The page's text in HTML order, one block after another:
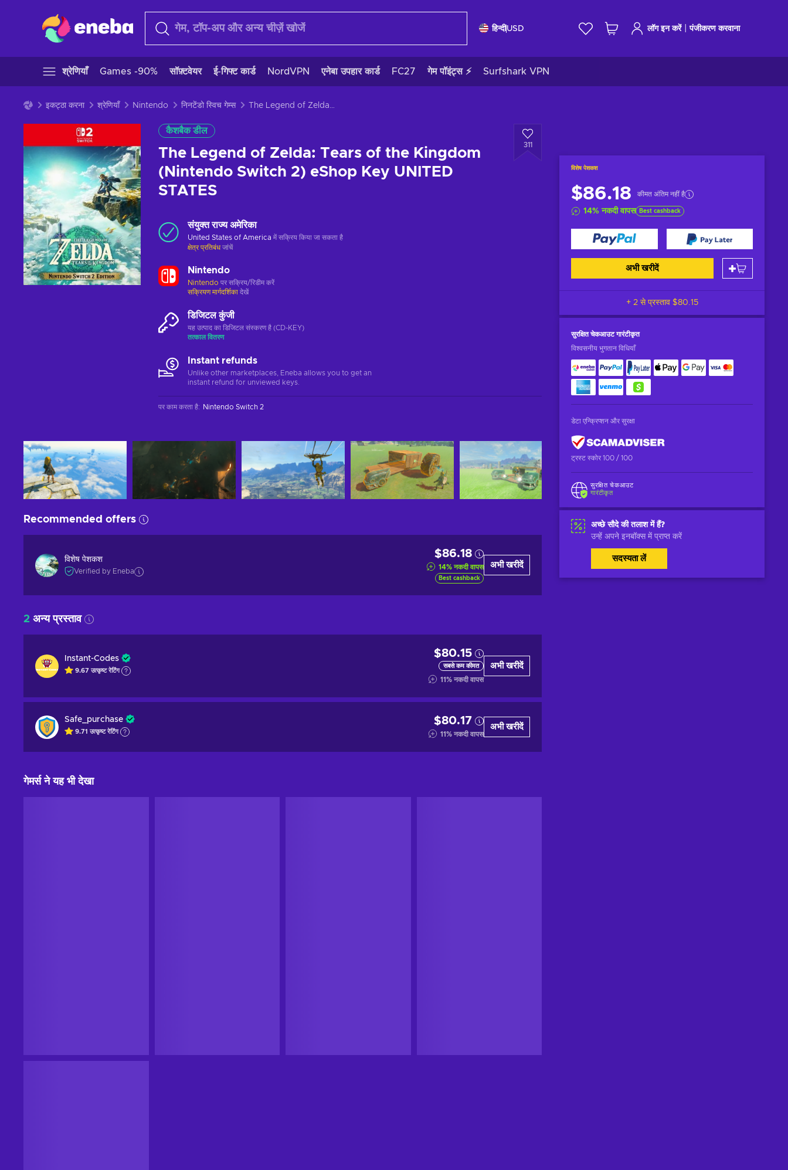
हिन्दीUSD लॉग इन करें|पंजीकरण करवाना
श्रेणियाँ Games -90% सॉफ़्टवेयर ई-गिफ्ट कार्ड NordVPN एनेबा उपहार कार्ड FC27 गेम पॉइंट्स ⚡ Surfshark VPN
इकट्ठा करना श्रेणियाँ Nintendo निनटेंडो स्विच गेम्स The Legend of Zelda: Tears of the Kingdom (Nintendo Switch 2) eShop Key UNITED STATES
कैशबैक डील
The Legend of Zelda: Tears of the Kingdom
(Nintendo Switch 2) eShop Key UNITED
STATES
311
विशेष पेशकश
$86.18 कीमत अंतिम नहीं है
14%नकदी वापस Best cashback
अभी खरीदें
+ 2 से प्रस्ताव $80.15
सुरक्षित चेकआउटगारंटीकृत
विश्वसनीय भुगतान विधियाँ
डेटा एन्क्रिप्शन और सुरक्षा
ट्रस्ट स्कोर 100 / 100
सुरक्षित चेकआउट
गारंटीकृत
अच्छे सौदे की तलाश में हैं?
उन्हें अपने इनबॉक्स में प्राप्त करें
सदस्यता लें
संयुक्त राज्य अमेरिका
United States of America में सक्रिय किया जा सकता है
क्षेत्र प्रतिबंध जांचें
Nintendo
Nintendo पर सक्रिय/रिडीम करें
सक्रियण मार्गदर्शिका देखें
डिजिटल कुंजी
यह उत्पाद का डिजिटल संस्करण है (CD-KEY)
तत्काल वितरण
Instant refunds
Unlike other marketplaces, Eneba allows you to get an
instant refund for unviewed keys.
पर काम करता है: Nintendo Switch 2
Recommended offers
विशेष पेशकश
Verified by Eneba
$86.18
14% नकदी वापस
Best cashback
अभी खरीदें
2 अन्य प्रस्ताव
Instant-Codes
9.67 उत्कृष्टरेटिंग
$80.15
सबसे कम कीमत
11% नकदी वापस
अभी खरीदें
Safe_purchase
9.71 उत्कृष्टरेटिंग
$80.17
11% नकदी वापस
अभी खरीदें
गेमर्स ने यह भी देखा